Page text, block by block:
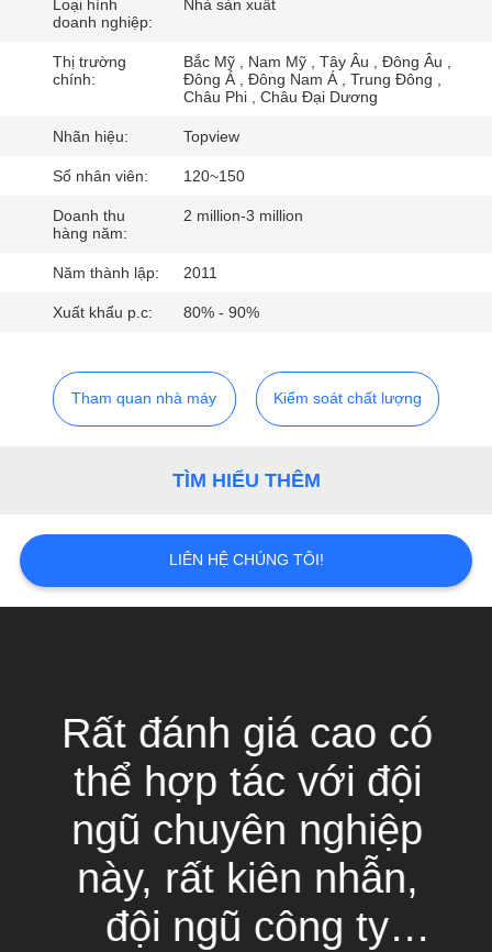
THAM
QUAN
NHÀ
KIỂM
SOÁT
CHẤT
LƯỢNG
LIÊN
TIN
TỨC
BÁO
TRANG
Loại hình
doanh nghiệp:
Nhà sản xuất
Thị trường
chính:
Bắc Mỹ , Nam Mỹ , Tây Âu , Đông Âu ,
Đông Á , Đông Nam Á , Trung Đông ,
Châu Phi , Châu Đại Dương
Nhãn hiệu: Topview
Số nhân viên: 120~150
Doanh thu
hàng năm:
2 million-3 million
Năm thành lập: 2011
Xuất khẩu p.c: 80% - 90%
Tham quan nhà máy Kiểm soát chất lượng
TÌM HIỂU THÊM
LIÊN HỆ CHÚNG TÔI!
Rất đánh giá cao có
thể hợp tác với đội
ngũ chuyên nghiệp
này, rất kiên nhẫn,
đội ngũ công ty